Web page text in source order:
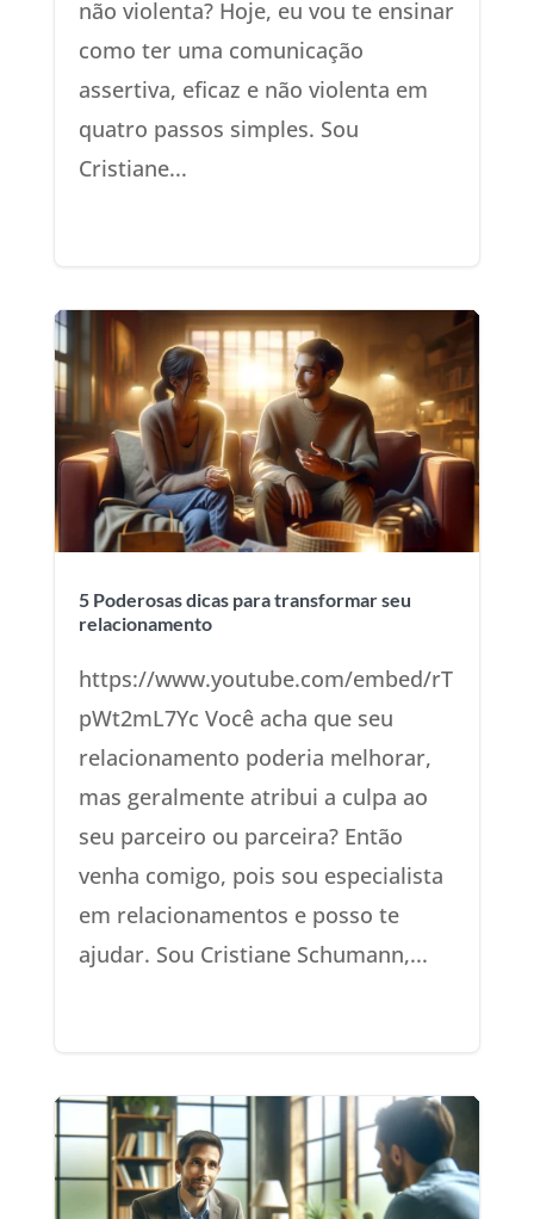
não violenta? Hoje, eu vou te ensinar
como ter uma comunicação
assertiva, eficaz e não violenta em
quatro passos simples. Sou
Cristiane...
5 Poderosas dicas para transformar seu
relacionamento
https://www.youtube.com/embed/rT
pWt2mL7Yc Você acha que seu
relacionamento poderia melhorar,
mas geralmente atribui a culpa ao
seu parceiro ou parceira? Então
venha comigo, pois sou especialista
em relacionamentos e posso te
ajudar. Sou Cristiane Schumann,...